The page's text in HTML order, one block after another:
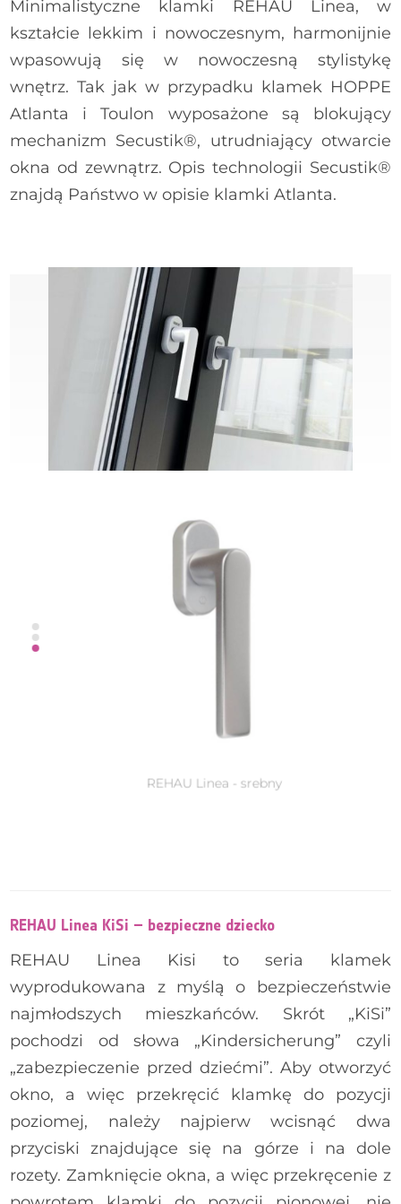
HOPPE Atlanta - srebny
HOPPE Atlanta - stare złoto
HOPPE Hamburg – srebrny
HOPPE Toulon - czarny matowy
Minimalistyczne klamki REHAU Linea, w
kształcie lekkim i nowoczesnym, harmonijnie
wpasowują się w nowoczesną stylistykę
wnętrz. Tak jak w przypadku klamek HOPPE
Atlanta i Toulon wyposażone są blokujący
mechanizm Secustik®, utrudniający otwarcie
okna od zewnątrz. Opis technologii Secustik®
znajdą Państwo w opisie klamki Atlanta.
REHAU Linea - ciemny brąz
REHAU Linea - srebny
REHAU Linea - ciemny brąz
REHAU Linea Kisi - srebrna
REHAU Linea KiSi – bezpieczne dziecko
REHAU Linea Kisi to seria klamek
wyprodukowana z myślą o bezpieczeństwie
najmłodszych mieszkańców. Skrót „KiSi”
pochodzi od słowa „Kindersicherung” czyli
„zabezpieczenie przed dziećmi”. Aby otworzyć
okno, a więc przekręcić klamkę do pozycji
poziomej, należy najpierw wcisnąć dwa
przyciski znajdujące się na górze i na dole
rozety. Zamknięcie okna, a więc przekręcenie z